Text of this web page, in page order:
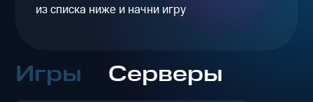
из списка ниже и начни игру
Игры Серверы